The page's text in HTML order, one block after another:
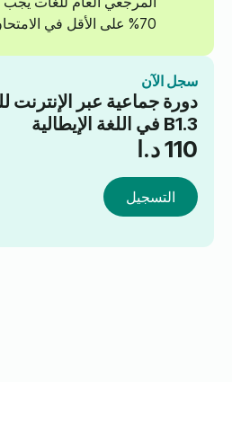
70% على الأقل في الامتحان.
سجل الآن
دورة جماعية عبر
B1.3 في اللغة الإيطالية
110د.ا
التسجيل